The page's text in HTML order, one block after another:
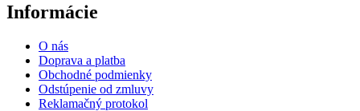
Informácie
O nás
Doprava a platba
Obchodné podmienky
Odstúpenie od zmluvy
Reklamačný protokol